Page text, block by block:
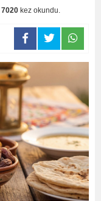
7020 kez okundu.